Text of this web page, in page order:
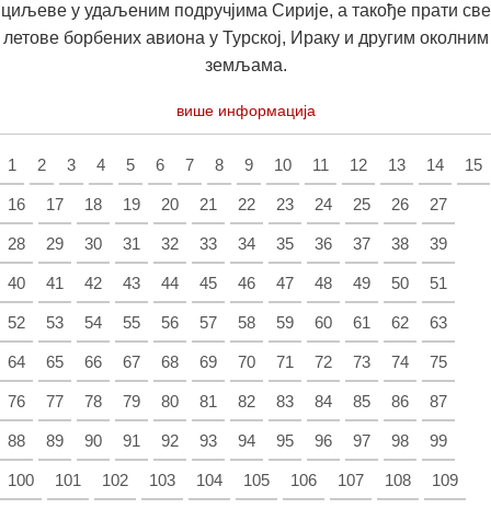
циљеве у удаљеним подручјима Сирије, а такође прати све
летове борбених авиона у Турској, Ираку и другим околним
земљама.
више информација
1 2 3 4 5 6 7 8 9 10 11 12 13 14 15
16 17 18 19 20 21 22 23 24 25 26 27
28 29 30 31 32 33 34 35 36 37 38 39
40 41 42 43 44 45 46 47 48 49 50 51
52 53 54 55 56 57 58 59 60 61 62 63
64 65 66 67 68 69 70 71 72 73 74 75
76 77 78 79 80 81 82 83 84 85 86 87
88 89 90 91 92 93 94 95 96 97 98 99
100 101 102 103 104 105 106 107 108 109